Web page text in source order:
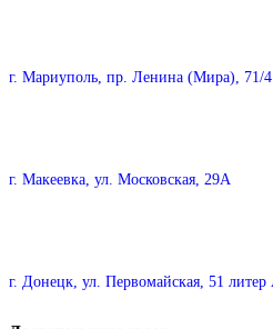
г. Мариуполь, пр. Ленина (Мира), 71/
г. Макеевка, ул. Московская, 29А
г. Донецк, ул. Первомайская, 51